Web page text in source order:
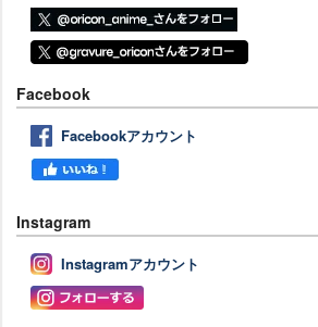
Facebook
Facebookアカウント
Instagram
Instagramアカウント